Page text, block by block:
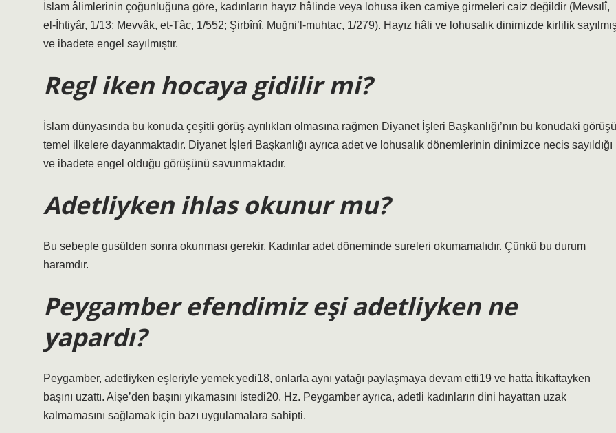
İslam âlimlerinin çoğunluğuna göre, kadınların hayız hâlinde veya lohusa iken camiye girmeleri caiz değildir (Mevsılî,
el-İhtiyâr, 1/13; Mevvâk, et-Tâc, 1/552; Şirbînî, Muğni’l-muhtac, 1/279). Hayız hâli ve lohusalık dinimizde kirlilik
ve ibadete engel sayılmıştır.
Regl iken hocaya gidilir mi?
İslam dünyasında bu konuda çeşitli görüş ayrılıkları olmasına rağmen Diyanet İşleri Başkanlığı’nın bu konudaki görüşü
temel ilkelere dayanmaktadır. Diyanet İşleri Başkanlığı ayrıca adet ve lohusalık dönemlerinin dinimizce necis sayıldığı
ve ibadete engel olduğu görüşünü savunmaktadır.
Adetliyken ihlas okunur mu?
Bu sebeple gusülden sonra okunması gerekir. Kadınlar adet döneminde sureleri okumamalıdır. Çünkü bu durum
haramdır.
Peygamber efendimiz eşi adetliyken ne
yapardı?
Peygamber, adetliyken eşleriyle yemek yedi18, onlarla aynı yatağı paylaşmaya devam etti19 ve hatta İtikaftayken
başını uzattı. Aişe’den başını yıkamasını istedi20. Hz. Peygamber ayrıca, adetli kadınların dini hayattan uzak
kalmamasını sağlamak için bazı uygulamalara sahipti.